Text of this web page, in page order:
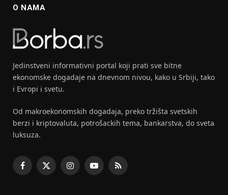
O NAMA
Jedinstveni informativni portal koji prati sve bitne
ekonomske dogadaje na dnevnom nivou, kako u Srbiji, tako
i Evropi i svetu.
Od makroekonomskih dogadaja, preko tržišta svetskih
berzi i kriptovaluta, potrošackih tema, bankarstva, do sveta
luksuza.
Facebook
X
InstagramYouTubeRSS